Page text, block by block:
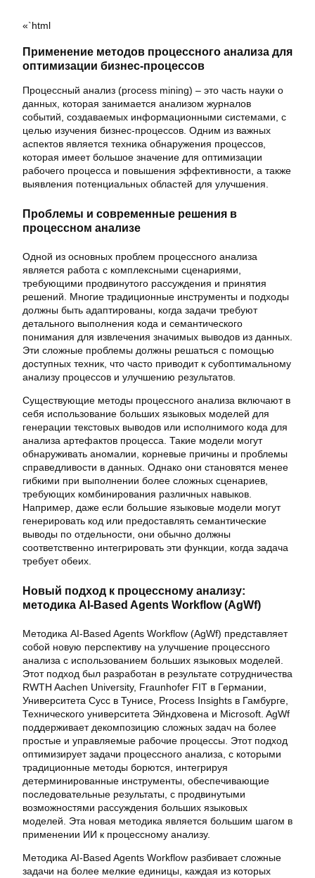
«`html
Применение методов процессного анализа для
оптимизации бизнес-процессов
Процессный анализ (process mining) – это часть науки о
данных, которая занимается анализом журналов
событий, создаваемых информационными системами, с
целью изучения бизнес-процессов. Одним из важных
аспектов является техника обнаружения процессов,
которая имеет большое значение для оптимизации
рабочего процесса и повышения эффективности, а также
выявления потенциальных областей для улучшения.
Проблемы и современные решения в
процессном анализе
Одной из основных проблем процессного анализа
является работа с комплексными сценариями,
требующими продвинутого рассуждения и принятия
решений. Многие традиционные инструменты и подходы
должны быть адаптированы, когда задачи требуют
детального выполнения кода и семантического
понимания для извлечения значимых выводов из данных.
Эти сложные проблемы должны решаться с помощью
доступных техник, что часто приводит к субоптимальному
анализу процессов и улучшению результатов.
Существующие методы процессного анализа включают в
себя использование больших языковых моделей для
генерации текстовых выводов или исполнимого кода для
анализа артефактов процесса. Такие модели могут
обнаруживать аномалии, корневые причины и проблемы
справедливости в данных. Однако они становятся менее
гибкими при выполнении более сложных сценариев,
требующих комбинирования различных навыков.
Например, даже если большие языковые модели могут
генерировать код или предоставлять семантические
выводы по отдельности, они обычно должны
соответственно интегрировать эти функции, когда задача
требует обеих.
Новый подход к процессному анализу:
методика AI-Based Agents Workflow (AgWf)
Методика AI-Based Agents Workflow (AgWf) представляет
собой новую перспективу на улучшение процессного
анализа с использованием больших языковых моделей.
Этот подход был разработан в результате сотрудничества
RWTH Aachen University, Fraunhofer FIT в Германии,
Университета Сусс в Тунисе, Process Insights в Гамбурге,
Технического университета Эйндховена и Microsoft. AgWf
поддерживает декомпозицию сложных задач на более
простые и управляемые рабочие процессы. Этот подход
оптимизирует задачи процессного анализа, с которыми
традиционные методы борются, интегрируя
детерминированные инструменты, обеспечивающие
последовательные результаты, с продвинутыми
возможностями рассуждения больших языковых
моделей. Эта новая методика является большим шагом в
применении ИИ к процессному анализу.
Методика AI-Based Agents Workflow разбивает сложные
задачи на более мелкие единицы, каждая из которых